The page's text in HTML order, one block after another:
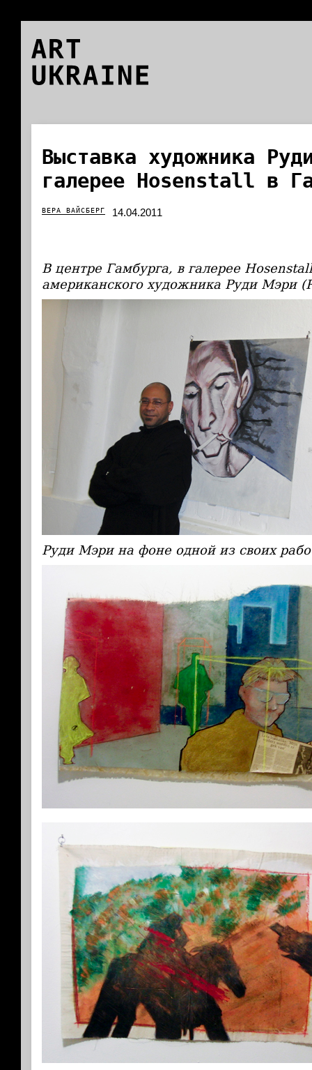
ART
UKRAINE
Выставка художника
галерее Hosenstall в
ВЕРА ВАЙСБЕРГ 14.04.2011
В центре Гамбурга, в галерее
американского художника Руди Мэри
Руди Мэри на фоне одной из своих